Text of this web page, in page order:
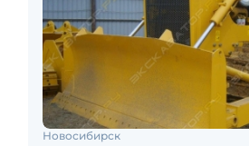
Новосибирск